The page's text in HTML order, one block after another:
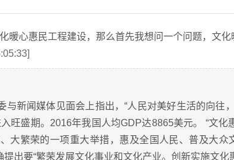
暖心惠民工程建设，那么首先我想问一个问题，文
新闻媒体见面会上指出，“人民对美好生活的向往
旺盛期。2016年我国人均GDP达8865美元。 “文化
大繁荣的一项重大举措，惠及全国人民、普及大
出要“繁荣发展文化事业和文化产业。创新实施文化